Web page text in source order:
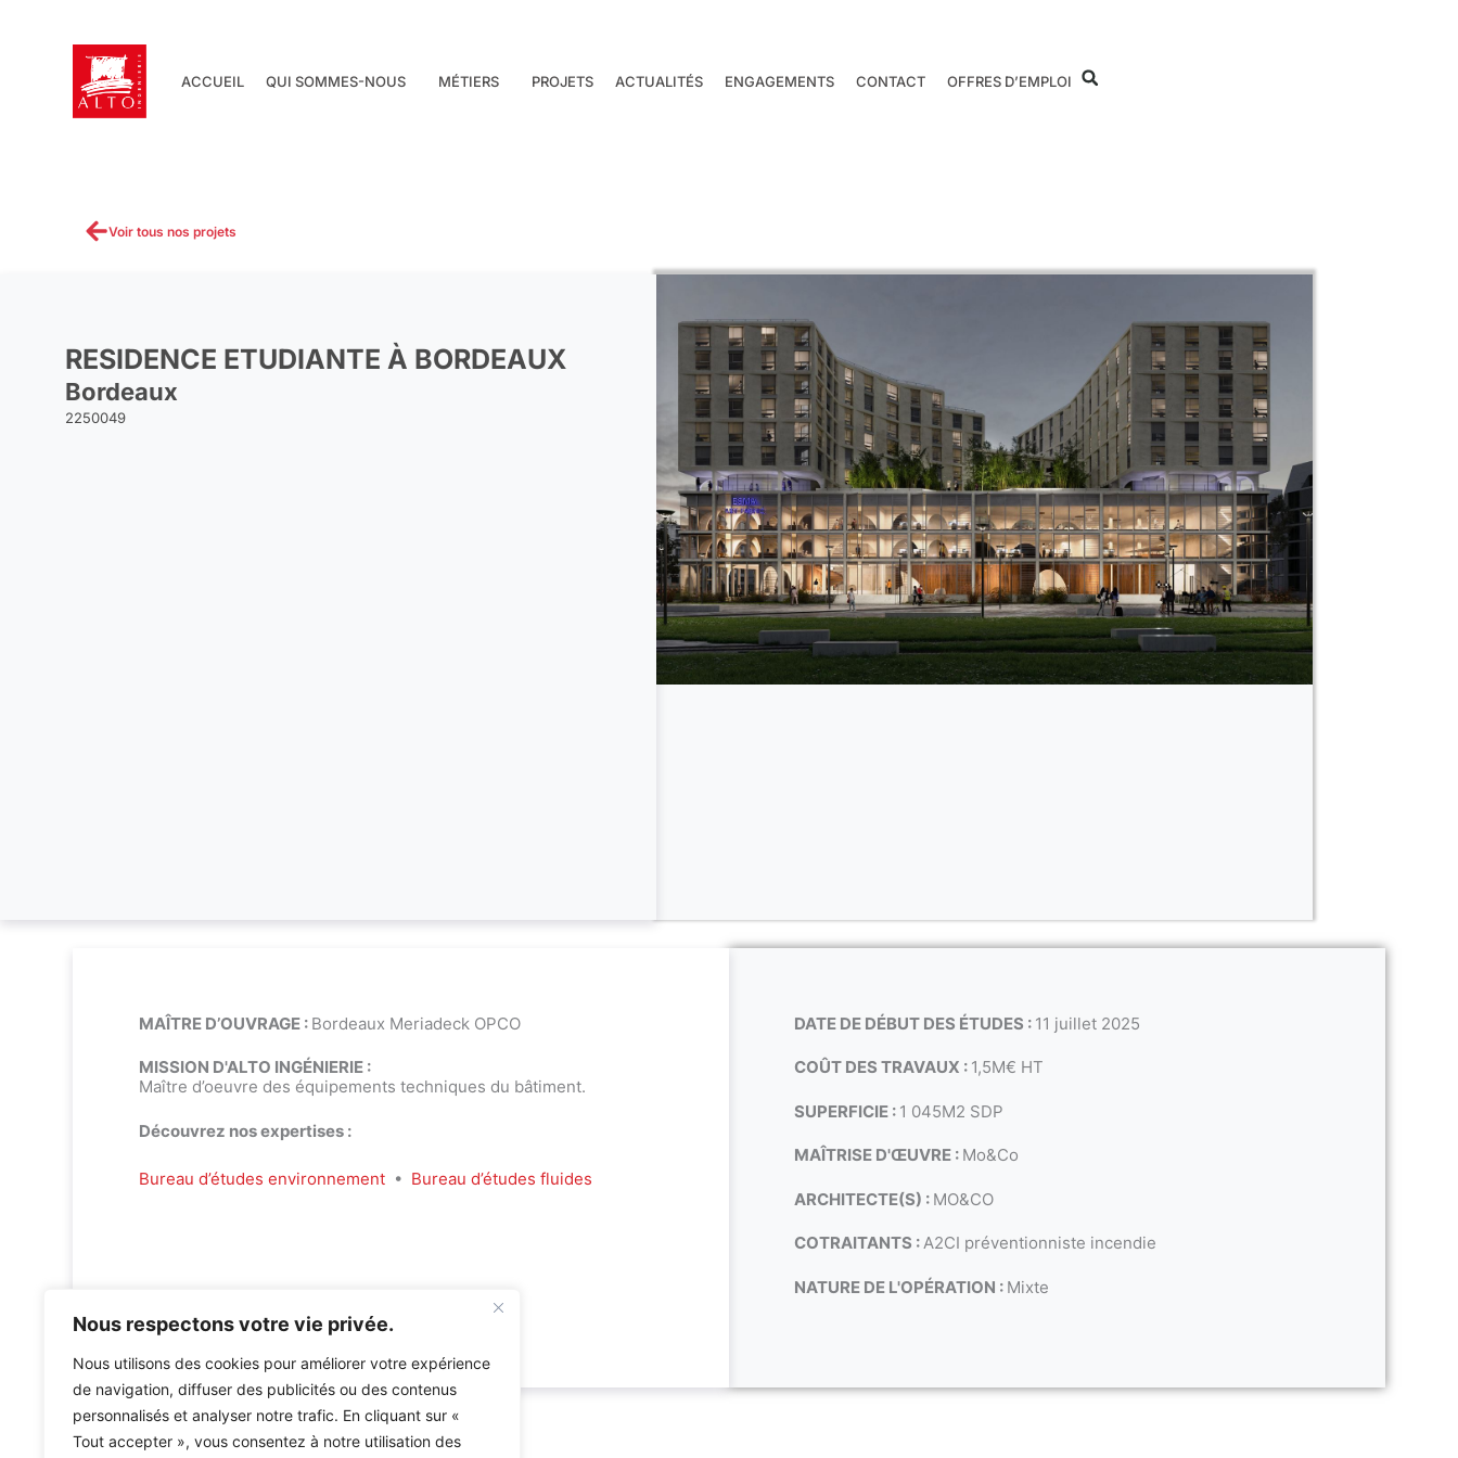
Nous respectons votre vie privée.
Nous utilisons des cookies pour améliorer votre expérience
de navigation, diffuser des publicités ou des contenus
personnalisés et analyser notre trafic. En cliquant sur «
Tout accepter », vous consentez à notre utilisation des
ACCUEIL QUI SOMMES-NOUS MÉTIERS PROJETS ACTUALITÉS ENGAGEMENTS CONTACT OFFRES D’EMPLOI
Voir tous nos projets
RESIDENCE ETUDIANTE À BORDEAUX
Bordeaux
2250049
DATE DE DÉBUT DES ÉTUDES : 11 juillet 2025
COÛT DES TRAVAUX : 1,5M€ HT
SUPERFICIE : 1 045M2 SDP
MAÎTRISE D'ŒUVRE : Mo&Co
ARCHITECTE(S) : MO&CO
COTRAITANTS :A2CI préventionniste incendie
NATURE DE L'OPÉRATION : Mixte
MAÎTRE D’OUVRAGE : Bordeaux Meriadeck OPCO
MISSION D'ALTO INGÉNIERIE :
Maître d’oeuvre des équipements techniques du bâtiment.
Découvrez nos expertises :
Bureau d’études environnement• Bureau d’études fluides
Accueil»Références» Residence Etudiante à Bordeaux